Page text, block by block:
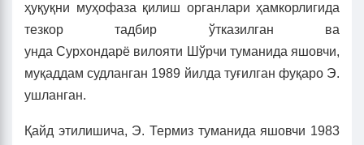
ҳуқуқни муҳофаза қилиш органлари ҳамкорлигида
тезкор тадбир ўтказилган ва
унда Сурхондарё вилояти Шўрчи туманида яшовчи,
муқаддам судланган 1989 йилда туғилган фуқаро Э.
ушланган.
Қайд этилишича, Э. Термиз туманида яшовчи 1983